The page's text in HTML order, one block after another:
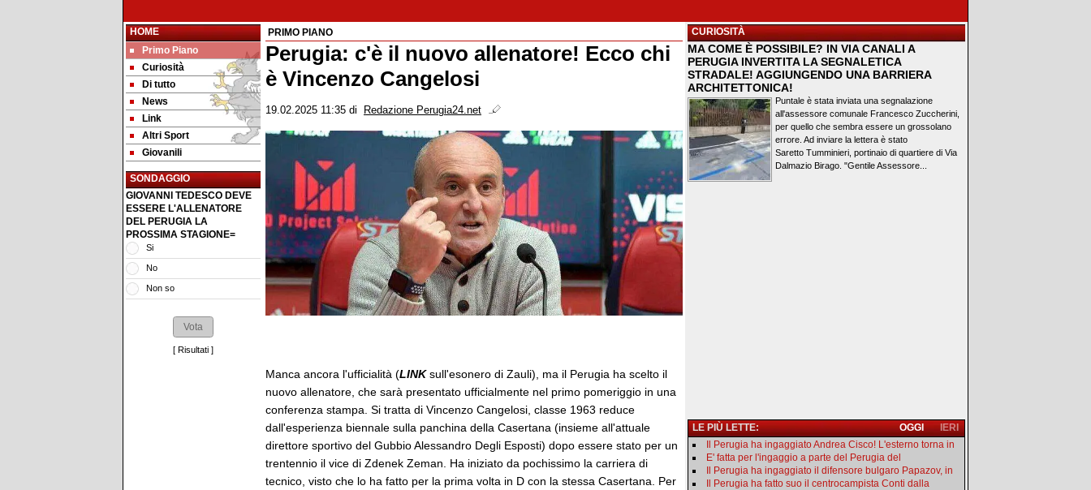
HOME
Primo Piano
Curiosità
Di tutto
News
Link
Altri Sport
Giovanili
SONDAGGIO
GIOVANNI TEDESCO DEVE
ESSERE L'ALLENATORE
DEL PERUGIA LA
PROSSIMA STAGIONE=
Si
No
Non so
[ Risultati ]
PRIMO PIANO
Perugia: c'è il nuovo allenatore! Ecco chi
è Vincenzo Cangelosi
19.02.2025 11:35 di Redazione Perugia24.net
Manca ancora l'ufficialità (LINKsull'esonero di Zauli), ma il Perugia ha scelto il
nuovo allenatore, che sarà presentato ufficialmente nel primo pomeriggio in una
conferenza stampa. Si tratta di Vincenzo Cangelosi, classe 1963 reduce
dall'esperienza biennale sulla panchina della Casertana (insieme all'attuale
direttore sportivo del Gubbio Alessandro Degli Esposti) dopo essere stato per un
trentennio il vice di Zdenek Zeman. Ha iniziato da pochissimo la carriera di
tecnico, visto che lo ha fatto per la prima volta in D con la stessa Casertana. Per
CURIOSITÀ
MA COME È POSSIBILE? IN VIA CANALI A
PERUGIA INVERTITA LA SEGNALETICA
STRADALE! AGGIUNGENDO UNA BARRIERA
ARCHITETTONICA!
Puntale è stata inviata una segnalazione
all'assessore comunale Francesco Zuccherini,
per quello che sembra essere un grossolano
errore. Ad inviare la lettera è stato
Saretto Tumminieri, portinaio di quartiere di Via
Dalmazio Birago. "Gentile Assessore...
LE PIÙ LETTE: IERI
OGGI
Il Perugia ha ingaggiato Andrea Cisco! L'esterno torna in
E' fatta per l'ingaggio a parte del Perugia del
Il Perugia ha ingaggiato il difensore bulgaro Papazov, in
Il Perugia ha fatto suo il centrocampista Conti dalla